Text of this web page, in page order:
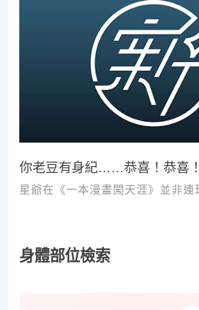
你老豆有身紀……恭喜！恭喜！
星爺在《一本漫畫闖天涯》並非連
身體部位檢索